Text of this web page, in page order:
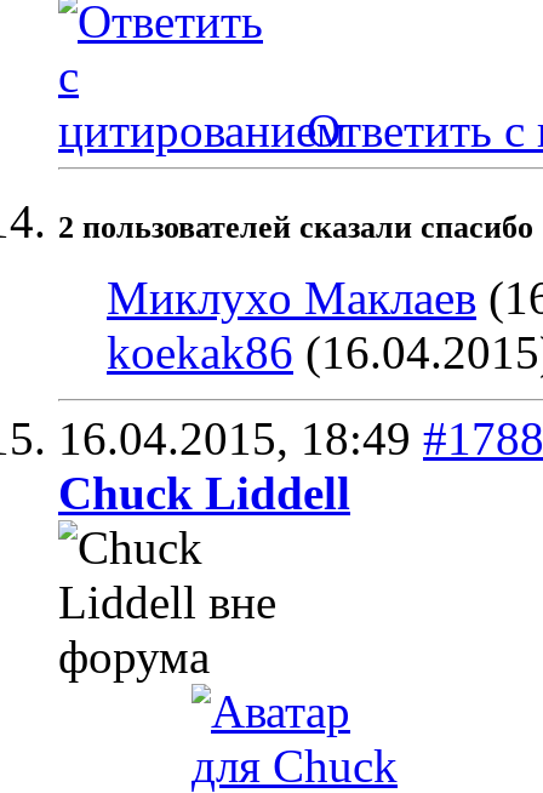
Ответить с
2 пользователей сказали
Миклухо Маклаев
koekak86
16.04.2015, 18:49 #1788
Chuck Liddell